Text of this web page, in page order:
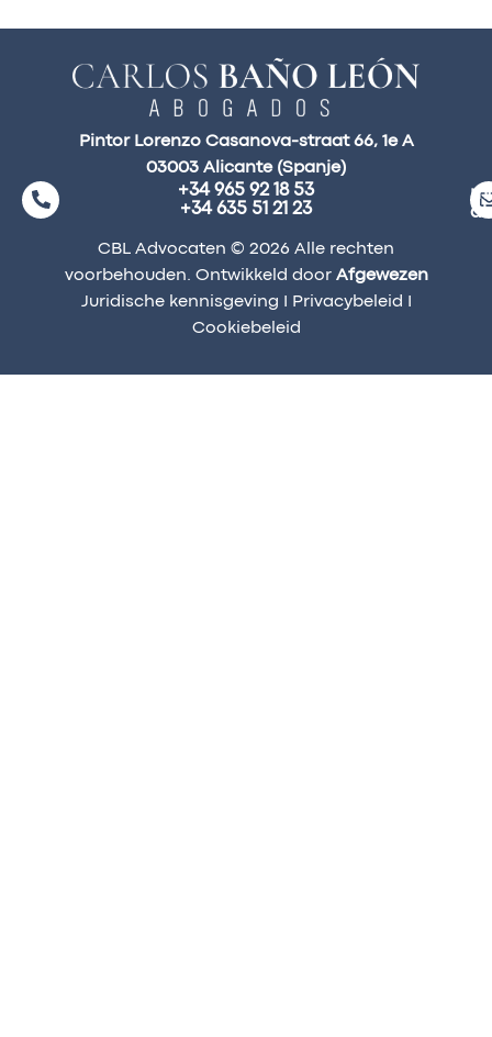
Pintor Lorenzo Casanova-straat 66, 1e A
03003 Alicante (Spanje)
+34 965 92 18 53
+34 635 51 21 23
CBL Advocaten © 2026 Alle rechten
voorbehouden. Ontwikkeld door Afgewezen
Juridische kennisgeving
Privacybeleid
Cookiebeleid